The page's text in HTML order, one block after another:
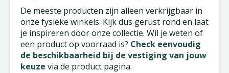
De meeste producten zijn alleen verkrijgbaar in
onze fysieke winkels. Kijk dus gerust rond en laat
je inspireren door onze collectie. Wil je weten of
een product op voorraad is? Check eenvoudig
de beschikbaarheid bij de vestiging van jouw
keuze via de product pagina.